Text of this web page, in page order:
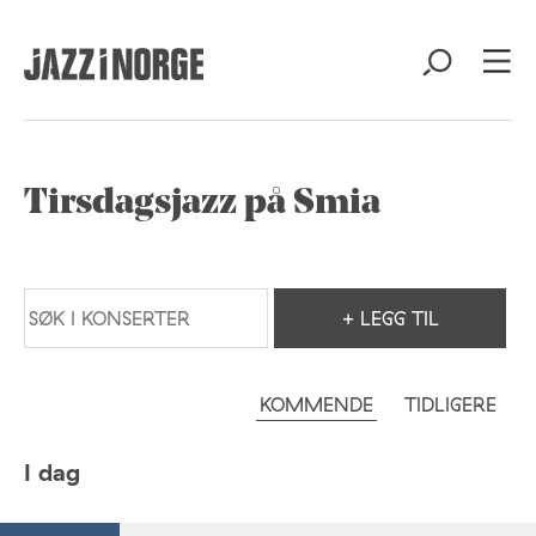
Tirsdagsjazz på Smia
+ LEGG TIL
KOMMENDE TIDLIGERE
I dag